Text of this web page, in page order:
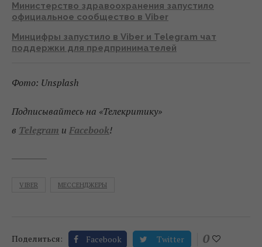
Министерство здравоохранения запустило
официальное сообщество в Viber
Минцифры запустило в Viber и Telegram чат
поддержки для предпринимателей
Фото: Unsplash
Подписывайтесь на «Телекритику»
в Telegram и Facebook!
VIBER МЕССЕНДЖЕРЫ
Поделиться: Facebook Twitter 0